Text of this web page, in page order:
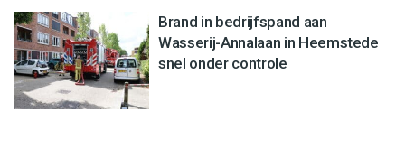
Brand in bedrijfspand aan
Wasserij-Annalaan in Heemstede
snel onder controle